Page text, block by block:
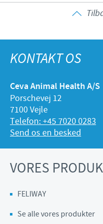
KONTAKT OS
Ceva Animal Health A/S
Porschevej 12
7100 Vejle
Telefon: +45 7020 0283
Send os en besked
VORES
FELIWAY
Se alle vores produkter